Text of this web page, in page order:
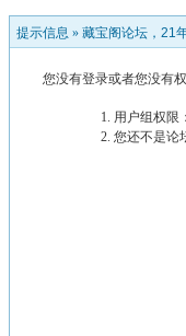
提示信息 » 藏宝阁论坛，21
您没有登录或者您没有
用户组权限
您还不是论